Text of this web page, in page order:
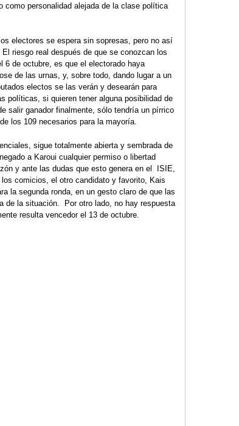
como personalidad alejada de la clase política
electores se espera sin sopresas, pero no así
riesgo real después de que se conozcan los
6 de octubre, es que el electorado haya
de las urnas, y, sobre todo, dando lugar a un
electos se las verán y desearán para
políticas, si quieren tener alguna posibilidad de
salir ganador finalmente, sólo tendría un pírrico
los 109 necesarios para la mayoría.
sigue totalmente abierta y sembrada de
a Karoui cualquier permiso o libertad
y ante las dudas que esto genera en el ISIE,
comicios, el otro candidato y favorito, Kais
la segunda ronda, en un gesto claro de que las
de la situación. Por otro lado, no hay respuesta
resulta vencedor el 13 de octubre.